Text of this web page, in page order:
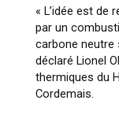
« L’idée est de
par un
carbone neutre
déclaré Lionel
thermiques du
Cordemais.